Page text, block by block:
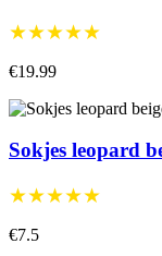
★★★★★
€19.99
Sokjes leopard
★★★★★
€7.5